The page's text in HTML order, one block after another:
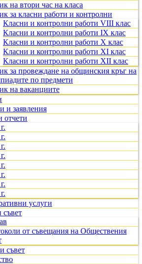
на втори час на класа
за класни работи и контролни
Класни и контролни работи VIII клас
Класни и контролни работи IX клас
Класни и контролни работи X клас
Класни и контролни работи XI клас
Класни и контролни работи XII клас
за провеждане на общинския кръг на
по предмети
на ваканциите
и заявления
отчети
услуги
от съвещания на Обществения
съвет